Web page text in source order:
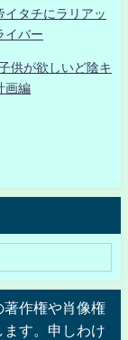
イタチにラリアッ
イバー
供が欲しいど陰キ
画編
著作権や肖像権
す。申しわけ